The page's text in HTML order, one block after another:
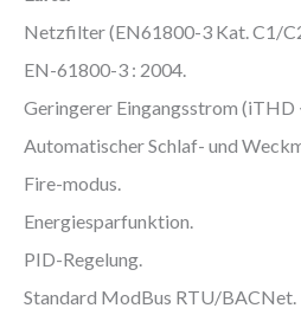
Netzfilter (EN61800-3 Kat. C1/
EN-61800-3 : 2004.
Geringerer Eingangsstrom (iTHD
Automatischer Schlaf- und
Fire-modus.
Energiesparfunktion.
PID-Regelung.
Standard ModBus RTU/BACNet.